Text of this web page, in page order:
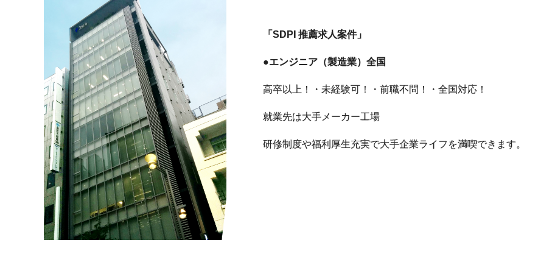
「SDPI 推薦求人案件」
●エンジニア（製造業）全国
高卒以上！・未経験可！・前職不問！・全国対応！
就業先は大手メーカー工場
研修制度や福利厚生充実で大手企業ライフを満喫できます。